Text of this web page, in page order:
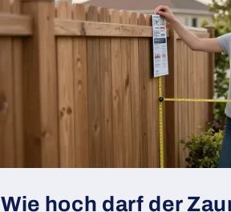
Wie hoch darf der